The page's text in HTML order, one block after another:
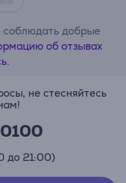
добрые
об отзывах
не стесняйтесь
до 21:00)